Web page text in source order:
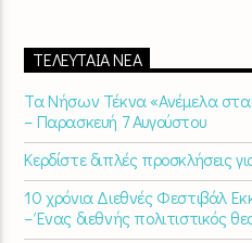
ΤΕΛΕΥΤΑΊΑ ΝΈΑ
Τα Νήσων Τέκνα «Ανέμελα
– Παρασκευή 7 Αυγούστου
Κερδίστε διπλές προσκλήσεις
10 χρόνια Διεθνές Φεστιβάλ
– Ένας διεθνής πολιτιστικός